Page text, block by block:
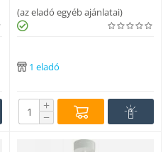
(az eladó egyéb ajánlatai)
1 eladó
+
−